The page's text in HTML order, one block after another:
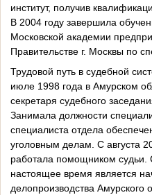
институт, получив
В 2004 году завершила
Московской академии
Правительстве г. Москвы по
Трудовой путь в судебной
июле 1998 года в Амурском
секретаря судебного
Занимала должности
специалиста отдела
уголовным делам. С августа
работала помощником судьи.
настоящее время является
делопроизводства Амурского